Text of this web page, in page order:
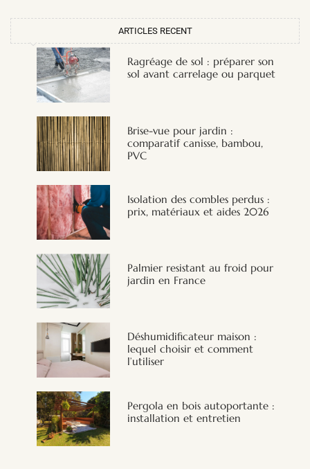
ARTICLES RECENT
Ragréage de sol : préparer son
sol avant carrelage ou parquet
Brise-vue pour jardin :
comparatif canisse, bambou,
PVC
Isolation des combles perdus :
prix, matériaux et aides 2026
Palmier resistant au froid pour
jardin en France
Déshumidificateur maison :
lequel choisir et comment
l’utiliser
Pergola en bois autoportante :
installation et entretien